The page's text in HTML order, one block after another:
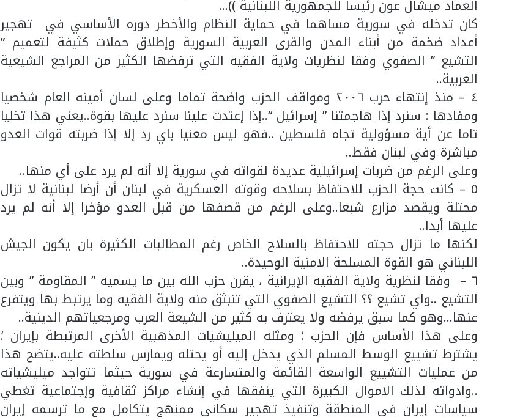
العماد ميشال عون رئيسا للجمهورية اللبنانية ))…
كان تدخله في سورية مساهما في حماية النظام والأخطر دوره الأساسي في تهجير
أعداد ضخمة من أبناء المدن والقرى العربية السورية وإطلاق حملات كثيفة لتعميم ”
التشيع ” الصفوي وفقا لنظريات ولاية الفقيه التي ترفضها الكثير من المراجع الشيعية
العربية..
٤ – منذ إنتهاء حرب ٢٠٠٦ ومواقف الحزب واضحة تماما وعلى لسان أمينه العام شخصيا
ومفادها : سنرد إذا هاجمتنا ” إسرائيل “..إذا إعتدت علينا سنرد عليها بقوة..يعني هذا تخليا
تاما عن أية مسؤولية تجاه فلسطين ..فهو ليس معنيا باي رد إلا إذا ضربته قوات العدو
مباشرة وفي لبنان فقط..
وعلى الرغم من ضربات إسرائيلية عديدة لقواته في سورية إلا أنه لم يرد على أي منها..
٥ – كانت حجة الحزب للاحتفاظ بسلاحه وقوته العسكرية في لبنان أن أرضا لبنانية لا تزال
محتلة ويقصد مزارع شبعا..وعلى الرغم من قصفها من قبل العدو مؤخرا إلا أنه لم يرد
عليها أبدا..
لكنها ما تزال حجته للاحتفاظ بالسلاح الخاص رغم المطالبات الكثيرة بان يكون الجيش
اللبناني هو القوة المسلحة الامنية الوحيدة..
٦ – وفقا لنظرية ولاية الفقيه الإيرانية ، يقرن حزب الله بين ما يسميه ” المقاومة ” وبين
التشيع ..واي تشيع ؟؟ التشيع الصفوي التي تنبثق منه ولاية الفقيه وما يرتبط بها ويتفرع
عنها…وهو كما سبق يرفضه ولا يعترف به كثير من الشيعة العرب ومرجعياتهم الدينية..
وعلى هذا الأساس فإن الحزب ؛ ومثله الميليشيات المذهبية الأخرى المرتبطة بإيران ؛
يشترط تشييع الوسط المسلم الذي يدخل إليه أو يحتله ويمارس سلطته عليه..يتضح هذا
من عمليات التشييع الواسعة القائمة والمتسارعة في سورية حيثما تتواجد ميليشياته
..وادواته لذلك الاموال الكبيرة التي ينفقها في إنشاء مراكز ثقافية وإجتماعية تغطي
سياسات إيران في المنطقة وتنفيذ تهجير سكاني ممنهج يتكامل مع ما ترسمه إيران